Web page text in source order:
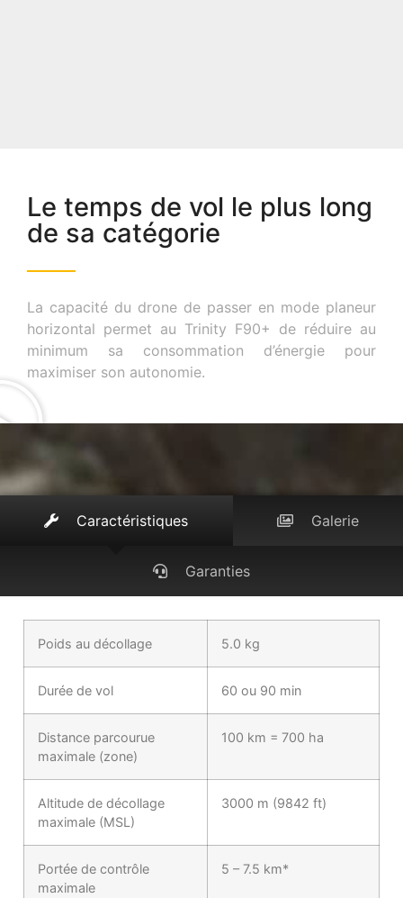
Le temps de vol le plus long
de sa catégorie
La capacité du drone de passer en mode planeur
horizontal permet au Trinity F90+ de réduire au
minimum sa consommation d’énergie pour
maximiser son autonomie.
Caractéristiques Galerie
Garanties
Poids au décollage 5.0 kg
Durée de vol 60 ou 90 min
Distance parcourue
maximale (zone)
100 km = 700 ha
Altitude de décollage
maximale (MSL)
3000 m (9842 ft)
Portée de contrôle
maximale
5 – 7.5 km*